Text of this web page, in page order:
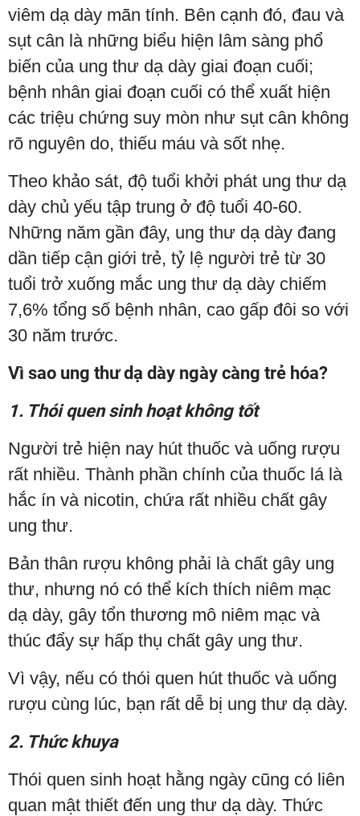
viêm dạ dày mãn tính. Bên cạnh đó, đau và
sụt cân là những biểu hiện lâm sàng phổ
biến của ung thư dạ dày giai đoạn cuối;
bệnh nhân giai đoạn cuối có thể xuất hiện
các triệu chứng suy mòn như sụt cân không
rõ nguyên do, thiếu máu và sốt nhẹ.
Theo khảo sát, độ tuổi khởi phát ung thư dạ
dày chủ yếu tập trung ở độ tuổi 40-60.
Những năm gần đây, ung thư dạ dày đang
dần tiếp cận giới trẻ, tỷ lệ người trẻ từ 30
tuổi trở xuống mắc ung thư dạ dày chiếm
7,6% tổng số bệnh nhân, cao gấp đôi so với
30 năm trước.
Vì sao ung thư dạ dày ngày càng trẻ hóa?
1. Thói quen sinh hoạt không tốt
Người trẻ hiện nay hút thuốc và uống rượu
rất nhiều. Thành phần chính của thuốc lá là
hắc ín và nicotin, chứa rất nhiều chất gây
ung thư.
Bản thân rượu không phải là chất gây ung
thư, nhưng nó có thể kích thích niêm mạc
dạ dày, gây tổn thương mô niêm mạc và
thúc đẩy sự hấp thụ chất gây ung thư.
Vì vậy, nếu có thói quen hút thuốc và uống
rượu cùng lúc, bạn rất dễ bị ung thư dạ dày.
2. Thức khuya
Thói quen sinh hoạt hằng ngày cũng có liên
quan mật thiết đến ung thư dạ dày. Thức